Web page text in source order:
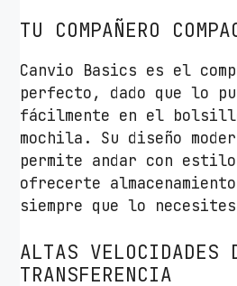
d
d
TU COMPAÑERO
Canvio Basics es el
perfecto, dado que lo
fácilmente en el
mochila. Su diseño
permite andar con
ofrecerte
siempre que lo
ALTAS VELOCIDADES
TRANSFERENCIA